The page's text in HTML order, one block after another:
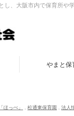
、大阪市内で保育所や
やまと保
ほっぺ」 松通東保育園 法人